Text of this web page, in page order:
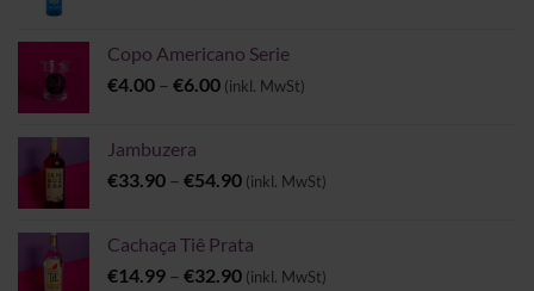
Copo Americano Serie
€4.00 – €6.00Preisspanne:
(inkl. MwSt)
Jambuzera
€33.90 – €54.90Preisspanne:
€54.90
(inkl. MwSt)
Cachaça Tiê Prata
€14.99 – €32.90Preisspanne:
(inkl. MwSt)